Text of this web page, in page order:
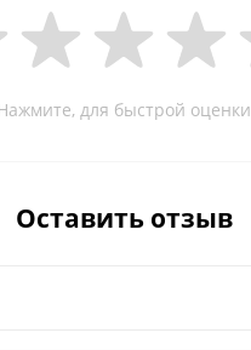
для быстрой оценки
Оставить отзыв